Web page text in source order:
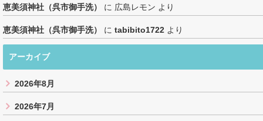
恵美須神社（呉市御手洗） に 広島レモン より
恵美須神社（呉市御手洗） に tabibito1722 より
アーカイブ
2026年8月
2026年7月